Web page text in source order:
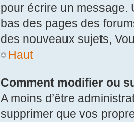
pour écrire un message.
bas des pages des
des nouveaux sujets,
Haut
Comment modifier ou
A moins d’être
supprimer que vos